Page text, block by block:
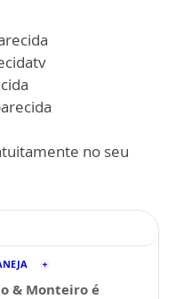
no seu
& Monteiro é